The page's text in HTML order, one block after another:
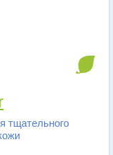
тщательного